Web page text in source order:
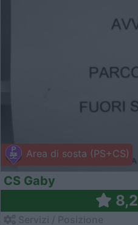
Area di sosta (PS+CS)
CS Gaby
8,2